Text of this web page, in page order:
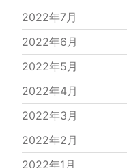
2022年7月
2022年6月
2022年5月
2022年4月
2022年3月
2022年2月
2022年1月